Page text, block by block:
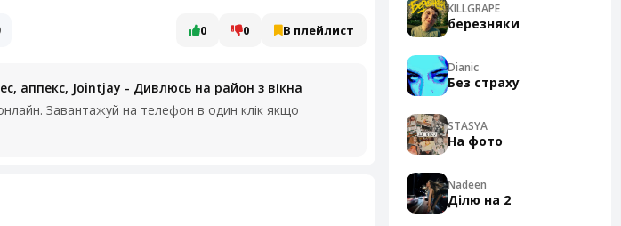
0 0 В плейлист
аппекс, Jointjay - Дивлюсь на район з вікна
Завантажуй на телефон в один клік якщо
KILLGRAPE
березняки
Dianic
Без страху
STASYA
На фото
Nadeen
Ділю на 2